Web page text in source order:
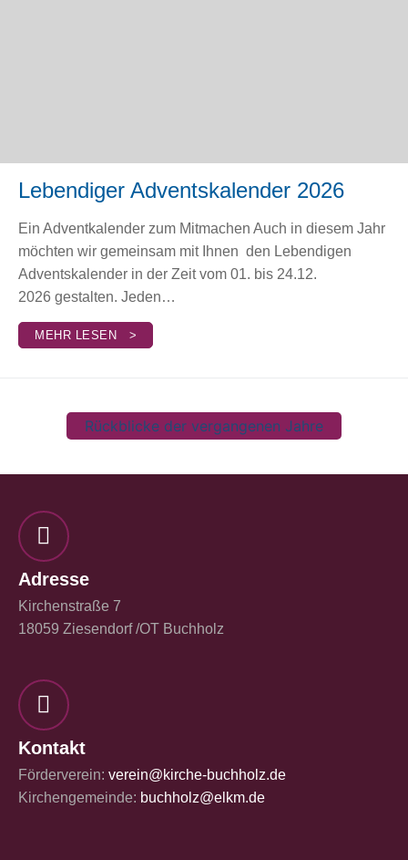
Lebendiger Adventskalender 2026
Ein Adventkalender zum Mitmachen Auch in diesem Jahr
möchten wir gemeinsam mit Ihnen den Lebendigen
Adventskalender in der Zeit vom 01. bis 24.12.
2026 gestalten. Jeden…
MEHR LESEN >
Rückblicke der vergangenen Jahre
Adresse
Kirchenstraße 7
18059 Ziesendorf /OT Buchholz
Kontakt
Förderverein: verein@kirche-buchholz.de
Kirchengemeinde: buchholz@elkm.de